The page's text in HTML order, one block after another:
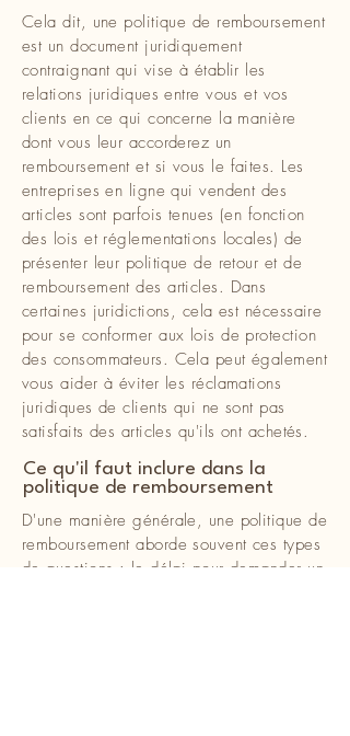
Cela dit, une politique de remboursement
est un document juridiquement
contraignant qui vise à établir les
relations juridiques entre vous et vos
clients en ce qui concerne la manière
dont vous leur accorderez un
remboursement et si vous le faites. Les
entreprises en ligne qui vendent des
articles sont parfois tenues (en fonction
des lois et réglementations locales) de
présenter leur politique de retour et de
remboursement des articles. Dans
certaines juridictions, cela est nécessaire
pour se conformer aux lois de protection
des consommateurs. Cela peut également
vous aider à éviter les réclamations
juridiques de clients qui ne sont pas
satisfaits des articles qu'ils ont achetés.
Ce qu'il faut inclure dans la
politique de remboursement
D'une manière générale, une politique de
remboursement aborde souvent ces types
de questions : le délai pour demander un